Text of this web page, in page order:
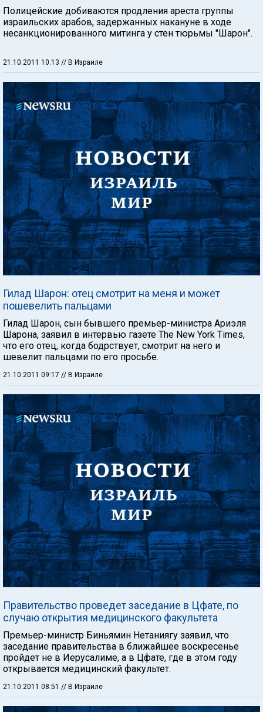
Полицейские добиваются продления ареста группы
израильских арабов, задержанных накануне в ходе
несанкционированного митинга у стен тюрьмы "Шарон".
21.10.2011 10:13 // В Израиле
Гилад Шарон: отец смотрит на меня и может
пошевелить пальцами
Гилад Шарон, сын бывшего премьер-министра Ариэля
Шарона, заявил в интервью газете The New York Times,
что его отец, когда бодрствует, смотрит на него и
шевелит пальцами по его просьбе.
21.10.2011 09:17 // В Израиле
Правительство проведет заседание в Цфате, по
случаю открытия медицинского факультета
Премьер-министр Биньямин Нетаниягу заявил, что
заседание правительства в ближайшее воскресенье
пройдет не в Иерусалиме, а в Цфате, где в этом году
открывается медицинский факультет.
21.10.2011 08:51 // В Израиле